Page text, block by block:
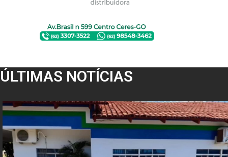
ÚLTIMAS NOTÍCIAS